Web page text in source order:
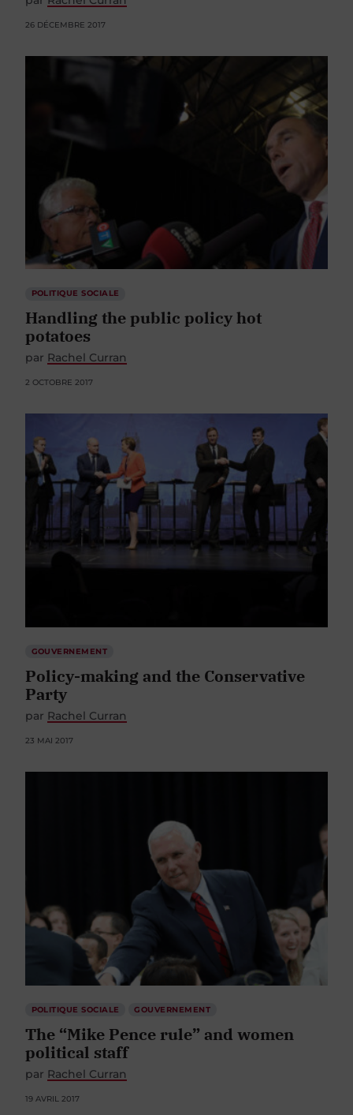
26 DÉCEMBRE 2017
POLITIQUE SOCIALE
Handling the public policy hot
potatoes
par Rachel Curran
2 OCTOBRE 2017
GOUVERNEMENT
Policy-making and the Conservative
Party
par Rachel Curran
23 MAI 2017
POLITIQUE SOCIALE GOUVERNEMENT
The “Mike Pence rule” and women
political staff
par Rachel Curran
19 AVRIL 2017